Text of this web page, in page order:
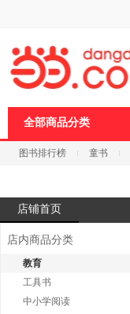
全部商品分类
图书排行榜 童书
店铺首页
店内商品分类
教育
工具书
中小学阅读
页
浪
键
打